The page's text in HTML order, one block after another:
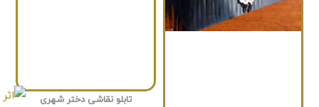
تابلو نقاشی دختر شهری